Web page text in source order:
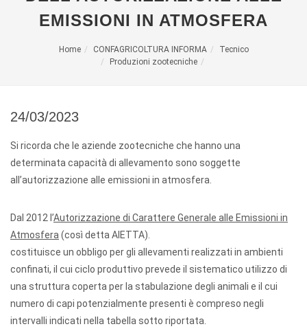
EMISSIONI IN ATMOSFERA
Home CONFAGRICOLTURA INFORMA
Tecnico
Produzioni zootecniche
24/03/2023
Si ricorda che le aziende zootecniche che hanno una
determinata capacità di allevamento sono soggette
all’autorizzazione alle emissioni in atmosfera.
Dal 2012 l’Autorizzazione di Carattere Generale alle Emissioni in
Atmosfera (così detta AIETTA).
costituisce un obbligo per gli allevamenti realizzati in ambienti
confinati, il cui ciclo produttivo prevede il sistematico utilizzo di
una struttura coperta per la stabulazione degli animali e il cui
numero di capi potenzialmente presenti è compreso negli
intervalli indicati nella tabella sotto riportata.